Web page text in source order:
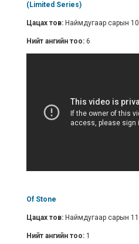
(Limited Series)
Цацах тов: Наймдугаар сарын 10
Нийт ангийн тоо: 6
Of Stone
Цацах тов: Наймдугаар сарын 11
Нийт ангийн тоо:1